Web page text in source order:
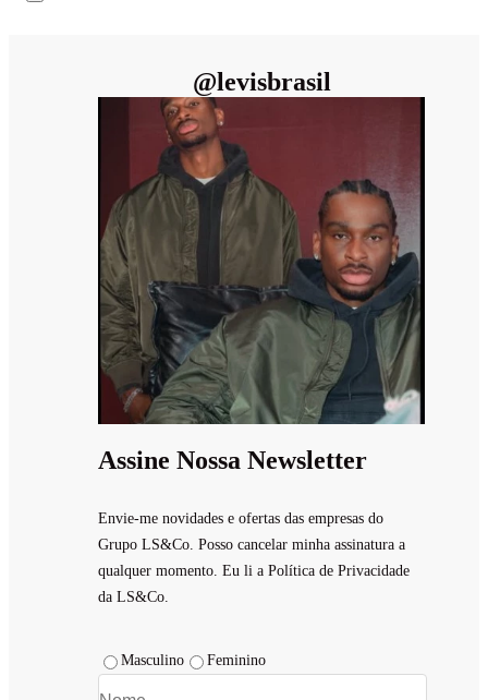
@levisbrasil
Assine Nossa Newsletter
Envie-me novidades e ofertas das empresas do
Grupo LS&Co. Posso cancelar minha assinatura a
qualquer momento. Eu li a Política de Privacidade
da LS&Co.
Masculino Feminino